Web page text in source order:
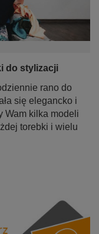
do stylizacji
rano do
się elegancko i
Wam kilka modeli
torebki i wielu